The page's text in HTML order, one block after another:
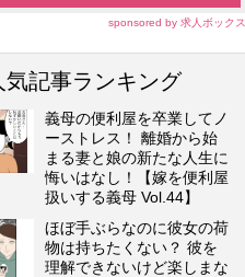
sponsored by 求人ボックス
気記事ランキング
義母の便利屋を卒業してノ
ーストレス！ 離婚から始
まる妻と娘の新たな人生に
悔いはなし！【嫁を便利屋
扱いする義母 Vol.44】
ほぼ手ぶらなのに彼女の荷
物は持ちたくない？ 彼を
理解できないけど楽しまな